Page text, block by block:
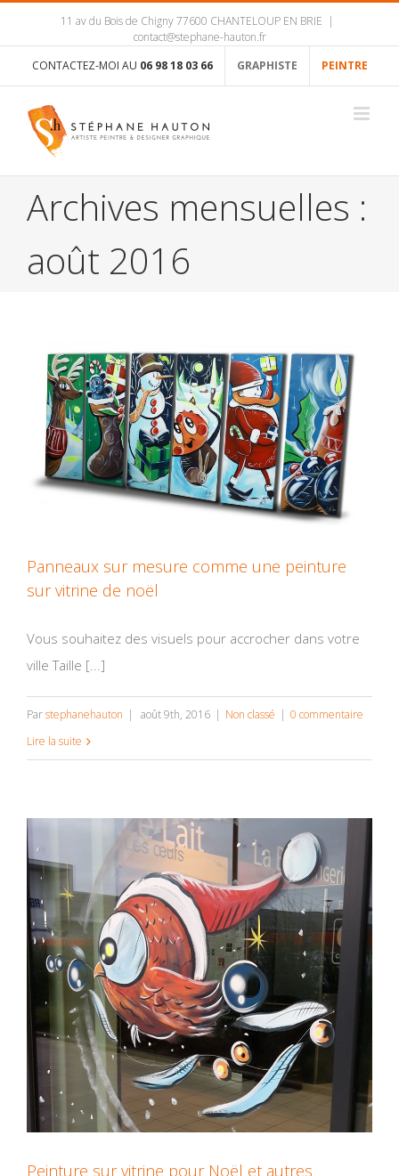
11 av du Bois de Chigny 77600 CHANTELOUP EN BRIE |
contact@stephane-hauton.fr
CONTACTEZ-MOI AU 06 98 18 03 66 GRAPHISTE PEINTRE
Archives mensuelles :
août 2016
Panneaux sur mesure comme une peinture
sur vitrine de noël
Vous souhaitez des visuels pour accrocher dans votre
ville Taille [...]
Parstephanehauton | août 9th, 2016 | Non classé | 0 commentaire
Lire la suite
Peinture sur vitrine pour Noël et autres